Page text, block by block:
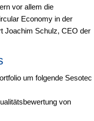
vor allem die
Economy in der
Joachim Schulz, CEO der
um folgende Sesotec
von